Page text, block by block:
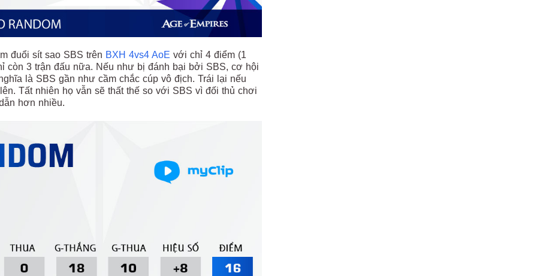
đuổi sít sao SBS trên BXH 4vs4 AoE với chỉ 4 điểm (1
còn 3 trận đấu nữa. Nếu như bị đánh bại bởi SBS, cơ hội
là SBS gần như cầm chắc cúp vô địch. Trái lại nếu
Tất nhiên họ vẫn sẽ thất thế so với SBS vì đối thủ chơi
hơn nhiều.